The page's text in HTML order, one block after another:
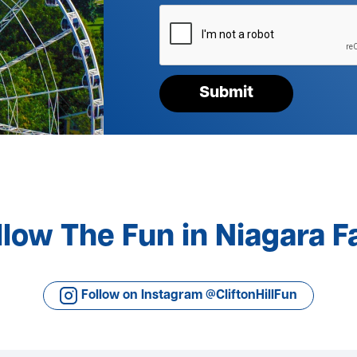
Please
verify
request*
Submit
The Fun in Niagara
Follow on Instagram @CliftonHillFun